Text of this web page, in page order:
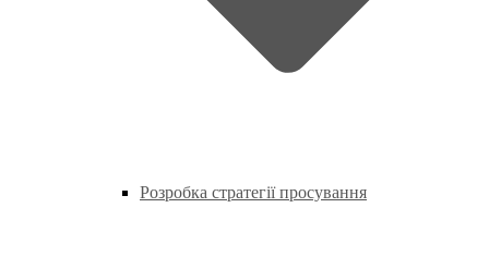
Розробка стратегії просування